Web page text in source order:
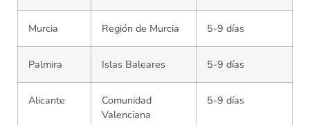
Murcia Región de Murcia 5-9 días
Palmira Islas Baleares 5-9 días
Alicante
Comunidad
Valenciana
5-9 días